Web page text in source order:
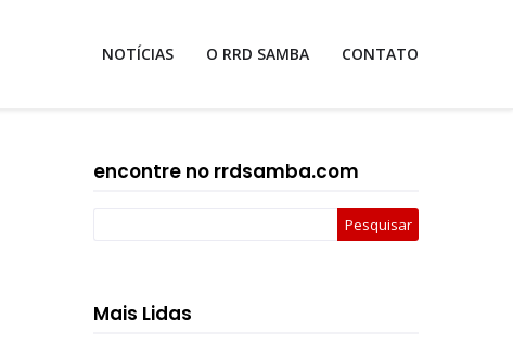
NOTÍCIAS O RRD SAMBA CONTATO
encontre no rrdsamba.com
Mais Lidas